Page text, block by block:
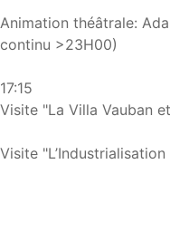
Animation théâtrale:
continu >23H00)
17:15
Visite "La Villa Vauban
Visite